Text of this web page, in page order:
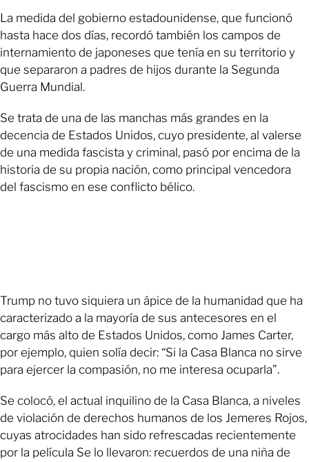
La medida del gobierno estadounidense, que funcionó
hasta hace dos días, recordó también los campos de
internamiento de japoneses que tenía en su territorio y
que separaron a padres de hijos durante la Segunda
Guerra Mundial.
Se trata de una de las manchas más grandes en la
decencia de Estados Unidos, cuyo presidente, al valerse
de una medida fascista y criminal, pasó por encima de la
historia de su propia nación, como principal vencedora
del fascismo en ese conflicto bélico.
Trump no tuvo siquiera un ápice de la humanidad que ha
caracterizado a la mayoría de sus antecesores en el
cargo más alto de Estados Unidos, como James Carter,
por ejemplo, quien solía decir: “Si la Casa Blanca no sirve
para ejercer la compasión, no me interesa ocuparla”.
Se colocó, el actual inquilino de la Casa Blanca, a niveles
de violación de derechos humanos de los Jemeres Rojos,
cuyas atrocidades han sido refrescadas recientemente
por la película Se lo llevaron: recuerdos de una niña de